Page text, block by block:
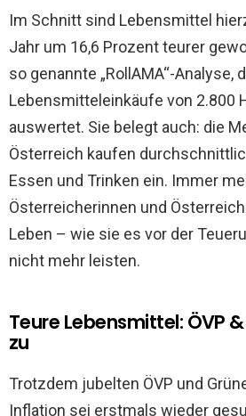
Im Schnitt sind Lebensmittel
Jahr um 16,6 Prozent teurer
so genannte „RollAMA“-Analyse,
Lebensmitteleinkäufe von 2.800
auswertet. Sie belegt auch: die
Österreich kaufen
Essen und Trinken ein. Immer
Österreicherinnen und
Leben – wie sie es vor der
nicht mehr leisten.
Teure Lebensmittel: ÖVP
zu
Trotzdem jubelten ÖVP und
Inflation sei erstmals wieder